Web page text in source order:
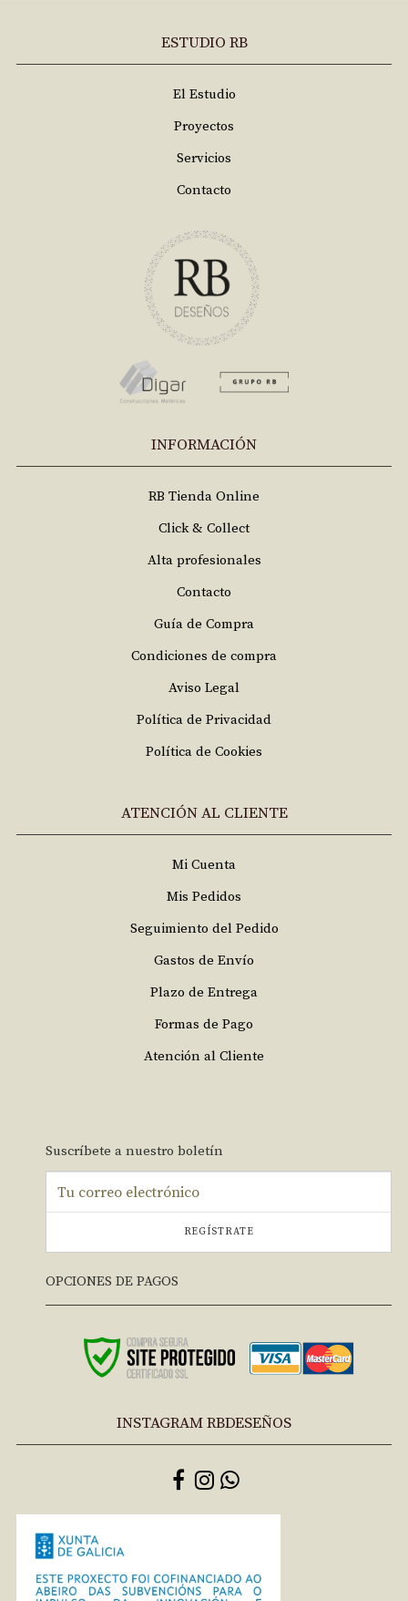
ESTUDIO RB
El Estudio
Proyectos
Servicios
Contacto
INFORMACIÓN
RB Tienda Online
Click & Collect
Alta profesionales
Contacto
Guía de Compra
Condiciones de compra
Aviso Legal
Política de Privacidad
Política de Cookies
ATENCIÓN AL CLIENTE
Mi Cuenta
Mis Pedidos
Seguimiento del Pedido
Gastos de Envío
Plazo de Entrega
Formas de Pago
Atención al Cliente
Suscríbete a nuestro boletín
REGÍSTRATE
OPCIONES DE PAGOS
INSTAGRAM RBDESEÑOS